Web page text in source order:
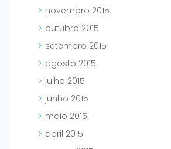
novembro 2015
outubro 2015
setembro 2015
agosto 2015
julho 2015
junho 2015
maio 2015
abril 2015